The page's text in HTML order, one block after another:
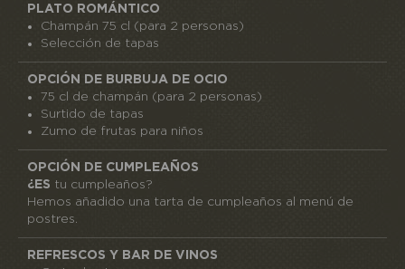
PLATO ROMÁNTICO
Champán 75 cl (para 2 personas)
Selección de tapas
OPCIÓN DE BURBUJA DE OCIO
75 cl de champán (para 2 personas)
Surtido de tapas
Zumo de frutas para niños
OPCIÓN DE CUMPLEAÑOS
¿ES tu cumpleaños?
Hemos añadido una tarta de cumpleaños al menú de
postres.
REFRESCOS Y BAR DE VINOS